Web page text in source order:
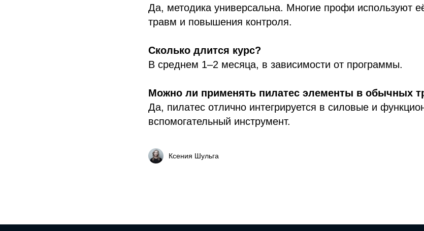
Да, методика универсальна. Многие профи используют
травм и повышения контроля.
Сколько длится курс?
В среднем 1–2 месяца, в зависимости от программы.
Можно ли применять пилатес элементы в обычных
Да, пилатес отлично интегрируется в силовые и
вспомогательный инструмент.
Ксения Шульга